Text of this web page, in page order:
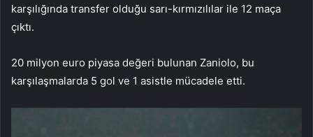
karşılığında transfer olduğu sarı-kırmızılılar ile 12 maça
çıktı.
20 milyon euro piyasa değeri bulunan Zaniolo, bu
karşılaşmalarda 5 gol ve 1 asistle mücadele etti.